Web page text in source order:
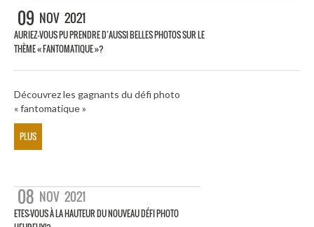
09 NOV 2021
AURIEZ-VOUS PU PRENDRE D’AUSSI BELLES PHOTOS SUR LE
THÈME « FANTOMATIQUE »?
Découvrez les gagnants du défi photo
« fantomatique »
PLUS
08 NOV 2021
ETES-VOUS À LA HAUTEUR DU NOUVEAU DÉFI PHOTO